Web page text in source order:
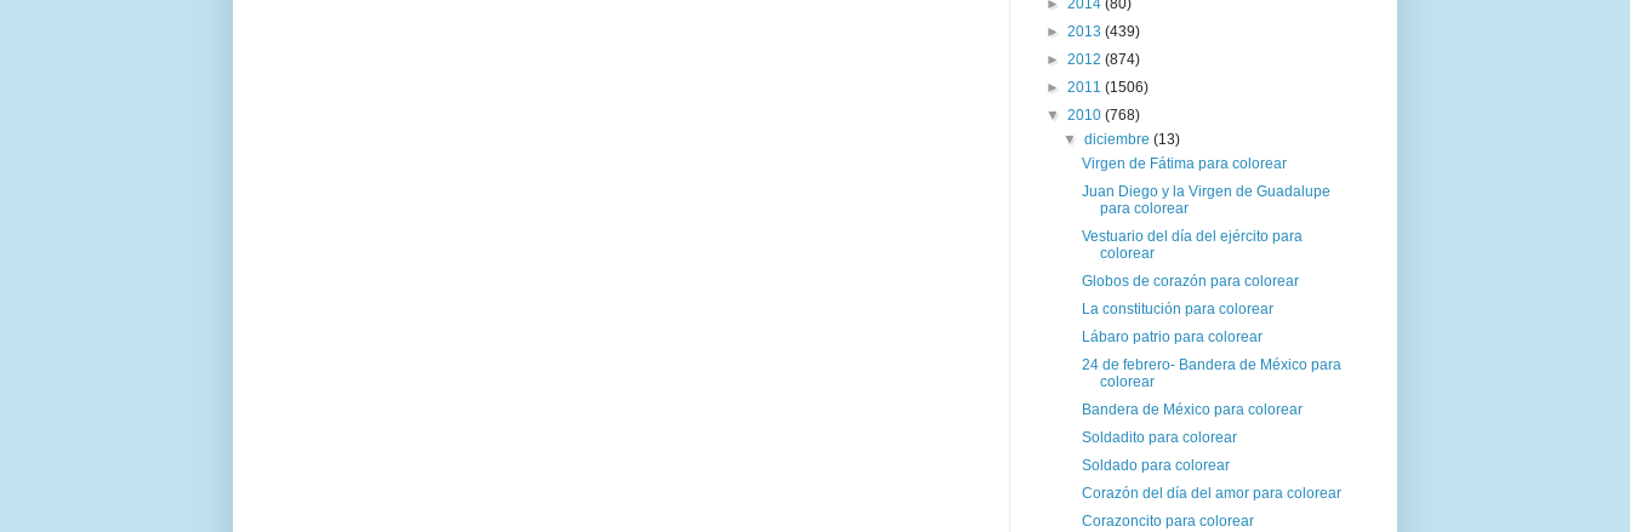
► 2014 (80)
► 2013 (439)
► 2012 (874)
► 2011 (1506)
▼ 2010 (768)
▼diciembre(13)
Virgen de Fátima para colorear
Juan Diego y la Virgen de Guadalupe
para colorear
Vestuario del día del ejército para
colorear
Globos de corazón para colorear
La constitución para colorear
Lábaro patrio para colorear
24 de febrero- Bandera de México para
colorear
Bandera de México para colorear
Soldadito para colorear
Soldado para colorear
Corazón del día del amor para colorear
Corazoncito para colorear